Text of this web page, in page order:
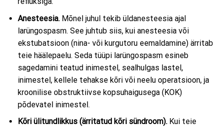
Anesteesia. Mõnel juhul tekib üldanesteesia ajal
larüngospasm. See juhtub siis, kui anesteesia või
ekstubatsioon (nina- või kurgutoru eemaldamine) ärritab
teie häälepaelu. Seda tüüpi larüngospasm esineb
sagedamini teatud inimestel, sealhulgas lastel,
inimestel, kellele tehakse kõri või neelu operatsioon, ja
kroonilise obstruktiivse kopsuhaigusega (KOK)
põdevatel inimestel.
Kõri ülitundlikkus (ärritatud kõri sündroom).Kui teie